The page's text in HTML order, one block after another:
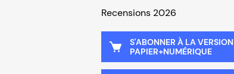
Recensions 2026
S'ABONNER À LA VERSION
PAPIER+NUMÉRIQUE